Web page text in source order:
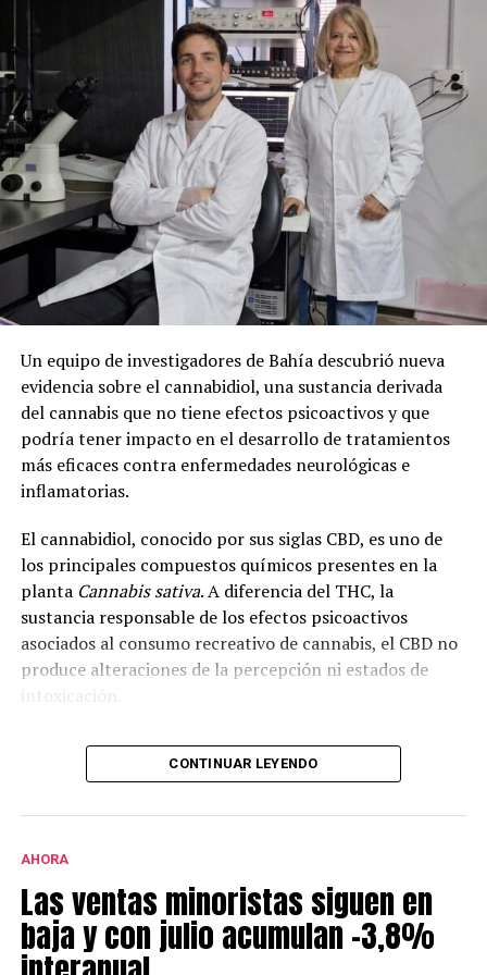
Un equipo de investigadores de Bahía descubrió nueva
evidencia sobre el cannabidiol, una sustancia derivada
del cannabis que no tiene efectos psicoactivos y que
podría tener impacto en el desarrollo de tratamientos
más eficaces contra enfermedades neurológicas e
inflamatorias.
El cannabidiol, conocido por sus siglas CBD, es uno de
los principales compuestos químicos presentes en la
planta Cannabis sativa. A diferencia del THC, la
sustancia responsable de los efectos psicoactivos
asociados al consumo recreativo de cannabis, el CBD no
produce alteraciones de la percepción ni estados de
Cecilia Bouzat, profesora de la UNS e investigadora
superior del CONICET, explicó que en la investigación se
7, una molécula que interviene en la comunicación
Según explicó, “todavía no hay fármacos específicos
para este receptor. Por eso lo estamos estudiando: hay
CONTINUAR LEYENDO
AHORA
Las ventas minoristas siguen en
baja y con julio acumulan -3,8%